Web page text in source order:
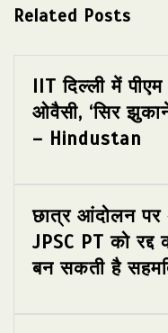
Related Posts
IIT दिल्ली में
ओवैसी, ‘सिर
– Hindustan
छात्र आंदोलन
JPSC PT को
बन सकती है